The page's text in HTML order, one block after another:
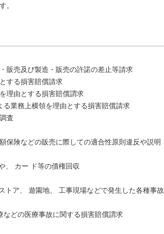
。
販売及び製造・販売の許諾の差止等請求
する損害賠償請求
理由とする損害賠償謂求
る業務上横領を理由とする損害賠償請求
査
保険などの販売に際しての適合性原則違反や説明
、 カー ド等の債権回収
トア、 遊園地、 工事現場などで発生した各種事故
などの医療事故に関する損害賠償謂求